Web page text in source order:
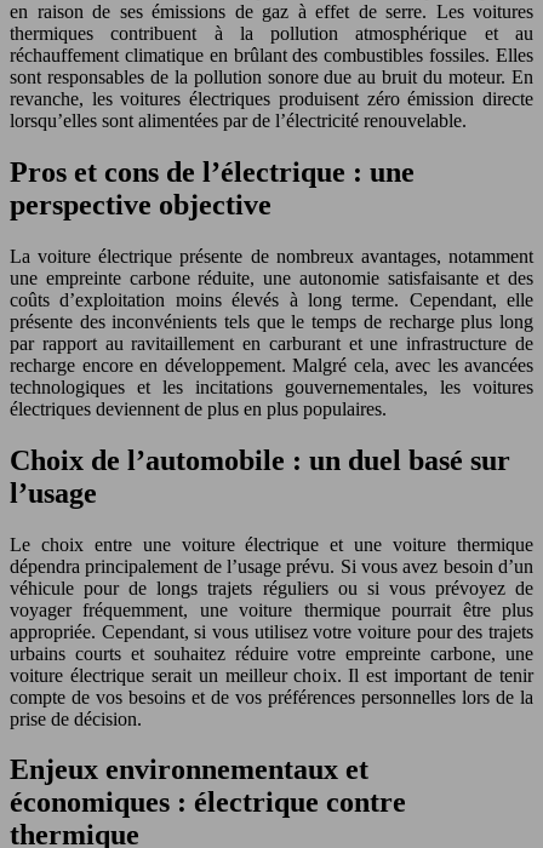
en raison de ses émissions de gaz à effet de serre. Les voitures
thermiques contribuent à la pollution atmosphérique et au
réchauffement climatique en brûlant des combustibles fossiles. Elles
sont responsables de la pollution sonore due au bruit du moteur. En
revanche, les voitures électriques produisent zéro émission directe
lorsqu’elles sont alimentées par de l’électricité renouvelable.
Pros et cons de l’électrique : une
perspective objective
La voiture électrique présente de nombreux avantages, notamment
une empreinte carbone réduite, une autonomie satisfaisante et des
coûts d’exploitation moins élevés à long terme. Cependant, elle
présente des inconvénients tels que le temps de recharge plus long
par rapport au ravitaillement en carburant et une infrastructure de
recharge encore en développement. Malgré cela, avec les avancées
technologiques et les incitations gouvernementales, les voitures
électriques deviennent de plus en plus populaires.
Choix de l’automobile : un duel basé sur
l’usage
Le choix entre une voiture électrique et une voiture thermique
dépendra principalement de l’usage prévu. Si vous avez besoin d’un
véhicule pour de longs trajets réguliers ou si vous prévoyez de
voyager fréquemment, une voiture thermique pourrait être plus
appropriée. Cependant, si vous utilisez votre voiture pour des trajets
urbains courts et souhaitez réduire votre empreinte carbone, une
voiture électrique serait un meilleur choix. Il est important de tenir
compte de vos besoins et de vos préférences personnelles lors de la
prise de décision.
Enjeux environnementaux et
économiques : électrique contre
thermique